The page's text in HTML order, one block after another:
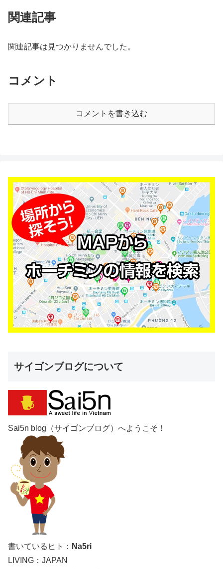
関連記事
関連記事は見つかりませんでした。
コメント
コメントを書き込む
サイゴンブログについて
Sai5n blog（サイゴンブログ）へようこそ！
書いているヒト： Na5ri
LIVING：JAPAN